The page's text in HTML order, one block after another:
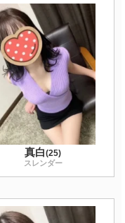
真白(25)
スレンダー